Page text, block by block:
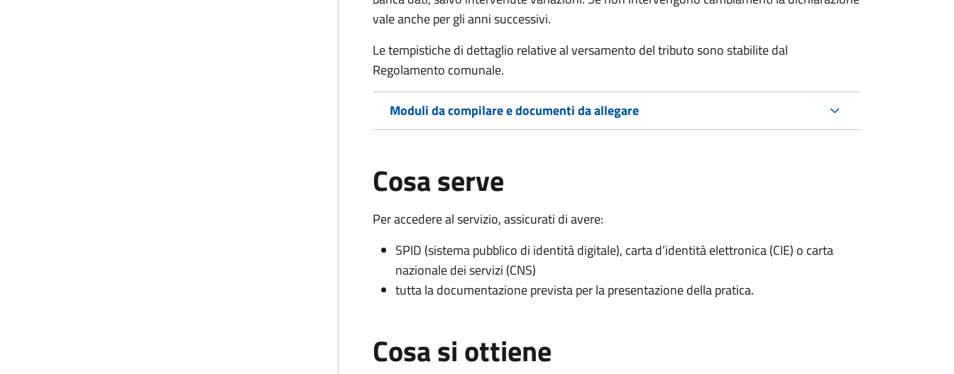
vale anche per gli anni successivi.
Le tempistiche di dettaglio relative al versamento del tributo sono stabilite dal
Regolamento comunale.
Moduli da compilare e documenti da allegare
Cosa serve
Per accedere al servizio, assicurati di avere:
SPID (sistema pubblico di identità digitale), carta d’identità elettronica (CIE) o carta
nazionale dei servizi (CNS)
tutta la documentazione prevista per la presentazione della pratica.
Cosa si ottiene